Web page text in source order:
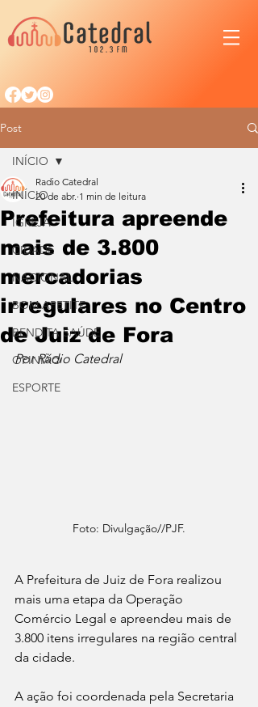
Post
INÍCIO
IGREJA
CIDADE
NACIONAL
BOM APETITE
BENDITA SAÚDE
OPINIÃO
ESPORTE
INÍCIO
Prefeitura apreende
mais de 3.800
mercadorias
irregulares no Centro
de Juiz de Fora
Radio Catedral
20 de abr. 1 min de leitura
Por Rádio Catedral
Foto: Divulgação//PJF.
A Prefeitura de Juiz de Fora realizou
mais uma etapa da Operação
Comércio Legal e apreendeu mais de
3.800 itens irregulares na região central
da cidade.
A ação foi coordenada pela Secretaria